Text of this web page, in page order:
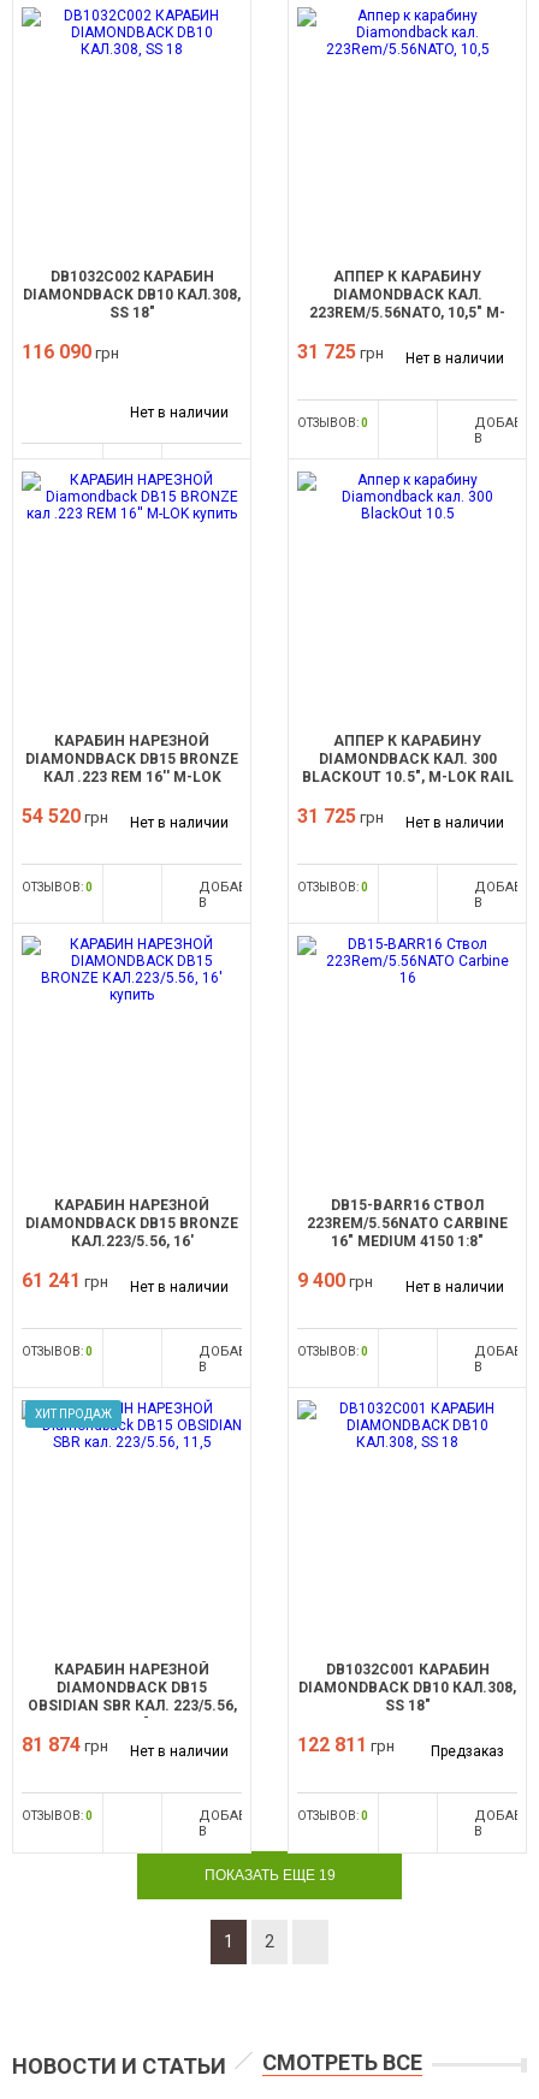
DB1032C002 КАРАБИН
DIAMONDBACK DB10 КАЛ.308,
SS 18"
116 090 грн
Нет в наличии
В
СРАВНЕНИЕ
АППЕР К КАРАБИНУ
DIAMONDBACK КАЛ.
223REM/5.56NATO, 10,5" M-
31 725 грн Нет в наличии
ОТЗЫВОВ:0
В
КАРАБИН НАРЕЗНОЙ
DIAMONDBACK DB15 BRONZE
КАЛ .223 REM 16'' M-LOK
54 520 грн Нет в наличии
ОТЗЫВОВ:0
ДОБАВИТЬ
В
АППЕР К КАРАБИНУ
DIAMONDBACK КАЛ. 300
BLACKOUT 10.5", M-LOK RAIL
31 725 грн Нет в наличии
ОТЗЫВОВ:0
В
КАРАБИН НАРЕЗНОЙ
DIAMONDBACK DB15 BRONZE
КАЛ.223/5.56, 16'
61 241 грн Нет в наличии
ОТЗЫВОВ:0
ДОБАВИТЬ
В
DB15-BARR16 CТВОЛ
223REM/5.56NATO CARBINE
16" MEDIUM 4150 1:8"
9 400 грн Нет в наличии
ОТЗЫВОВ:0
В
ХИТ ПРОДАЖ
КАРАБИН НАРЕЗНОЙ
DIAMONDBACK DB15
OBSIDIAN SBR КАЛ. 223/5.56,
81 874 грн Нет в наличии
ОТЗЫВОВ:0
ДОБАВИТЬ
В
DB1032C001 КАРАБИН
DIAMONDBACK DB10 КАЛ.308,
SS 18"
122 811 грн Предзаказ
ОТЗЫВОВ:0
В
ПОКАЗАТЬ ЕЩЕ 19
1 2
НОВОСТИ И СТАТЬИ СМОТРЕТЬ ВСЕ